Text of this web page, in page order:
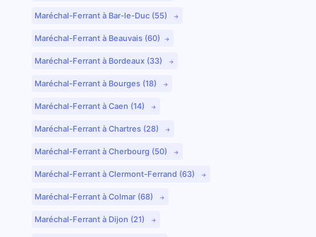
Maréchal-Ferrant à Bar-le-Duc (55)
Maréchal-Ferrant à Beauvais (60)
Maréchal-Ferrant à Bordeaux (33)
Maréchal-Ferrant à Bourges (18)
Maréchal-Ferrant à Caen (14)
Maréchal-Ferrant à Chartres (28)
Maréchal-Ferrant à Cherbourg (50)
Maréchal-Ferrant à Clermont-Ferrand (63)
Maréchal-Ferrant à Colmar (68)
Maréchal-Ferrant à Dijon (21)